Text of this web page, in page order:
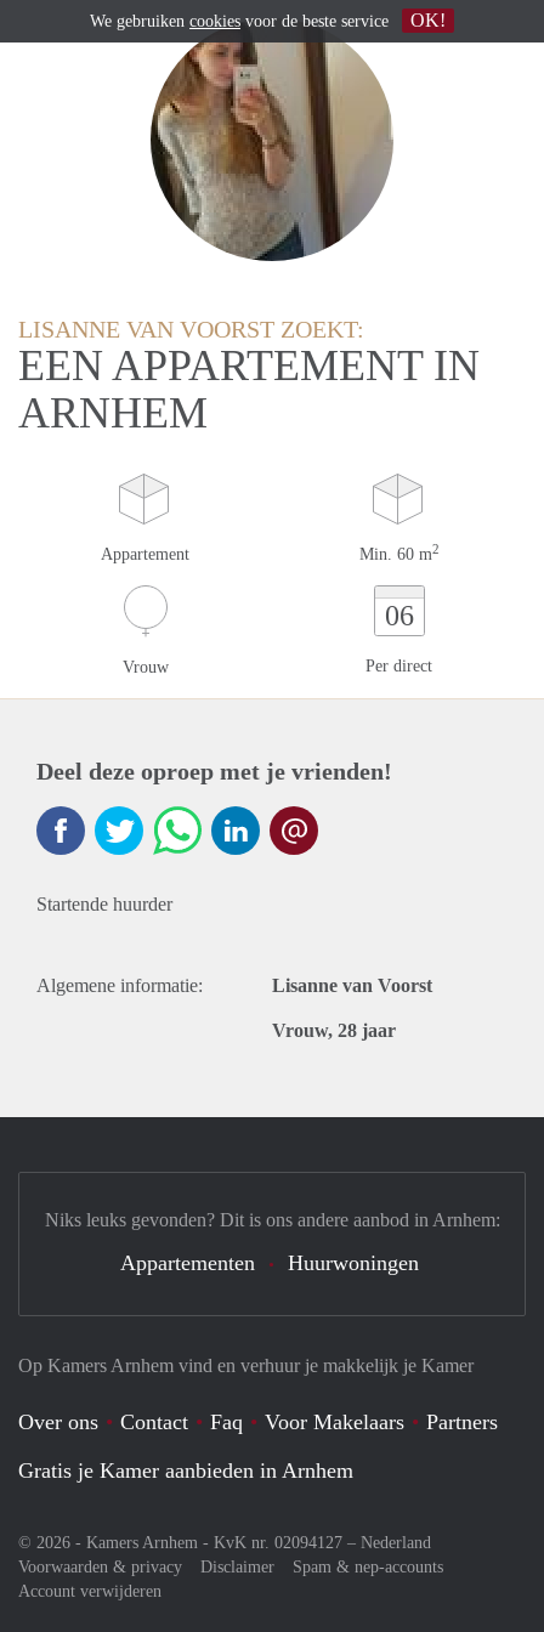
LISANNE VAN VOORST ZOEKT:
EEN APPARTEMENT IN
ARNHEM
Appartement Min. 60 m2
Vrouw
06
Per direct
Deel deze oproep met je vrienden!
Startende huurder
Algemene informatie: Lisanne van Voorst
Vrouw, 28 jaar
Op Kamers Arnhem vind en verhuur je makkelijk je Kamer
Over ons Contact Faq Voor Makelaars
Partners
Gratis je Kamer aanbieden in Arnhem
© 2026 - Kamers Arnhem - KvK nr. 02094127 – Nederland
Voorwaarden & privacy
Disclaimer
Spam & nep-accounts
Account verwijderen
Niks leuks gevonden? Dit is ons andere aanbod in Arnhem:
Appartementen Huurwoningen
We gebruiken cookiesvoor de beste service OK!